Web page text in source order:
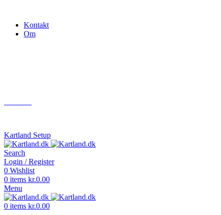
Kontakt
Om
Kartland Setup
Search
Login / Register
0 Wishlist
0 items kr.0.00
Menu
0 items kr.0.00